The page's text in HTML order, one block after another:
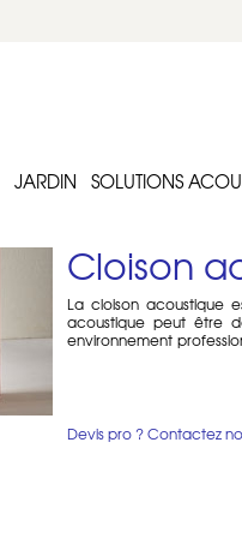
JARDIN SOLUTIONS
Cloison
La cloison acoustique
acoustique peut être
environnement
Une cloison acoustique
Devis pro ? Contactez